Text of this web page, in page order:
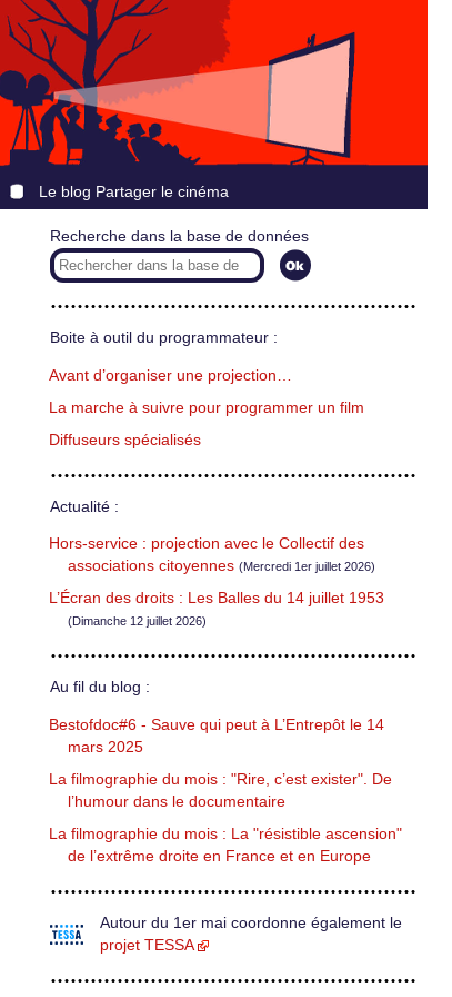
Le blog Partager le cinéma
Recherche dans la base de données
Boite à outil du programmateur :
Avant d’organiser une projection…
La marche à suivre pour programmer un film
Diffuseurs spécialisés
Actualité :
Hors-service : projection avec le Collectif des
associations citoyennes (Mercredi 1er juillet 2026)
L’Écran des droits : Les Balles du 14 juillet 1953
(Dimanche 12 juillet 2026)
Au fil du blog :
Bestofdoc#6 - Sauve qui peut à L’Entrepôt le 14
mars 2025
La filmographie du mois : "Rire, c’est exister". De
l’humour dans le documentaire
La filmographie du mois : La "résistible ascension"
de l’extrême droite en France et en Europe
Autour du 1er mai coordonne également le
projet TESSA